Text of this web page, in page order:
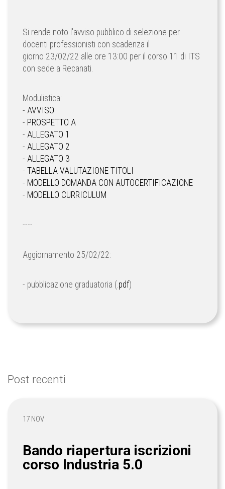
Si rende noto l'avviso pubblico di selezione per
docenti professionisti con scadenza il
giorno 23/02/22 alle ore 13:00 per il corso 11 di ITS
con sede a Recanati.
Modulistica:
- AVVISO
- PROSPETTO A
- ALLEGATO 1
- ALLEGATO 2
- ALLEGATO 3
- TABELLA VALUTAZIONE TITOLI
- MODELLO DOMANDA CON AUTOCERTIFICAZIONE
- MODELLO CURRICULUM
----
Aggiornamento 25/02/22:
- pubblicazione graduatoria (. pdf)
Post recenti
17 NOV
Bando riapertura iscrizioni
corso Industria 5.0